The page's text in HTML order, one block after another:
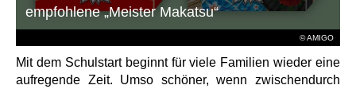
© AMIGO
empfohlene „Meister Makatsu“
Mit dem Schulstart beginnt für viele Familien wieder eine
aufregende Zeit. Umso schöner, wenn zwischendurch